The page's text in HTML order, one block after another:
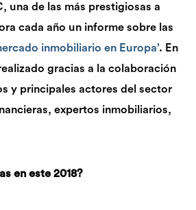
una de las más prestigiosas a
cada año un informe sobre las
inmobiliario en Europa’. En
gracias a la colaboración
y principales actores del sector
expertos inmobiliarios,
en este 2018?